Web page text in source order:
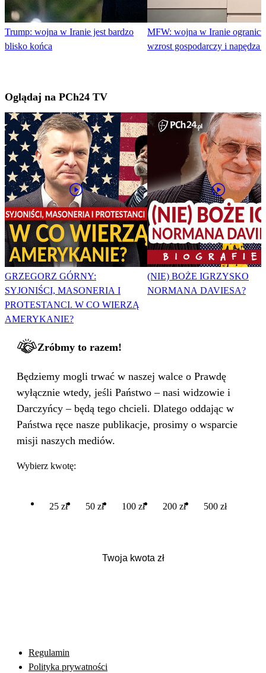
Trump: wojna w Iranie jest bardzo
blisko końca
MFW: wojna w Iranie
wzrost gospodarczy i napędza
Oglądaj na PCh24 TV
GRZEGORZ GÓRNY:
SYJONIŚCI, MASONERIA I
PROTESTANCI. W CO WIERZĄ
AMERYKANIE?
(NIE) BOŻE IGRZYSKO
NORMANA DAVIESA?
Zróbmy to razem!
Będziemy mogli trwać w naszej walce o Prawdę
wyłącznie wtedy, jeśli Państwo – nasi widzowie i
Darczyńcy – będą tego chcieli. Dlatego oddając w
Państwa ręce nasze publikacje, prosimy o wsparcie
misji naszych mediów.
Wybierz kwotę:
25 zł 50 zł 100 zł 200 zł 500 zł
Regulamin
Polityka prywatności